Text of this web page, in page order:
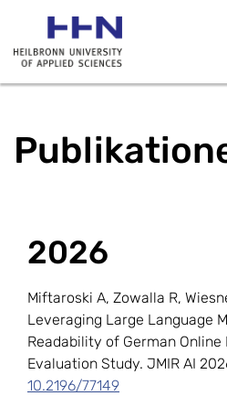
2026
Miftaroski A, Zowalla R,
Leveraging Large Language
Readability of German Online
Evaluation Study. JMIR AI
10.2196/77149